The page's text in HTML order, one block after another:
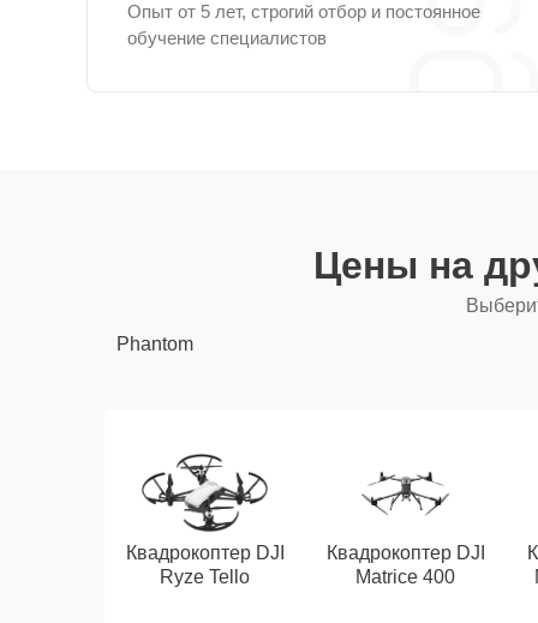
Опыт от 5 лет, строгий отбор и постоянное
обучение специалистов
Цены на
Phantom
Квадрокоптер DJI
Ryze Tello
Квадрокоптер DJI
Matrice 400